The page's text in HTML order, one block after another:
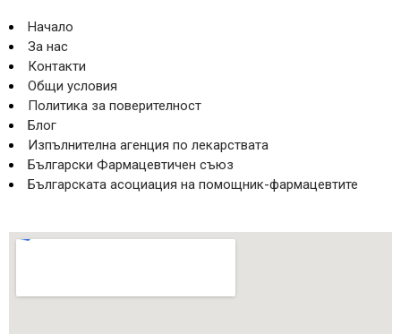
Начало
За нас
Контакти
Общи условия
Политика за поверителност
Блог
Изпълнителна агенция по лекарствата
Български Фармацевтичен съюз
Българската асоциация на помощник-фармацевтите